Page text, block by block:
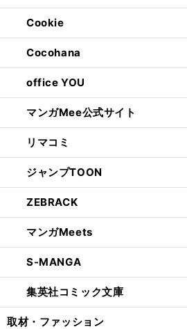
Cookie
Cocohana
office YOU
マンガMee公式サイト
リマコミ
ジャンプTOON
ZEBRACK
マンガMeets
S-MANGA
集英社コミック文庫
取材・ファッション